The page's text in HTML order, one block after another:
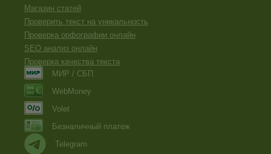
Магазин статей
Проверить текст на уникальность
Проверка орфографии онлайн
SEO анализ онлайн
Проверка качества текста
МИР / СБП
WebMoney
Volet
Безналичный платеж
Telegram